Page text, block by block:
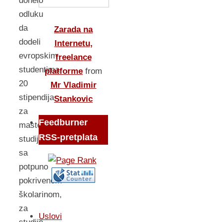
odluku
da
dodeli
evropskim
studentima
20
stipendija
za
master
studije,
sa
potpuno
pokrivenom
školarinom,
za
Zarada na
Internetu,
freelance
platforme from
Mr Vladimir
Stankovic
Feedburner
RSS-pretplata
Uslovi